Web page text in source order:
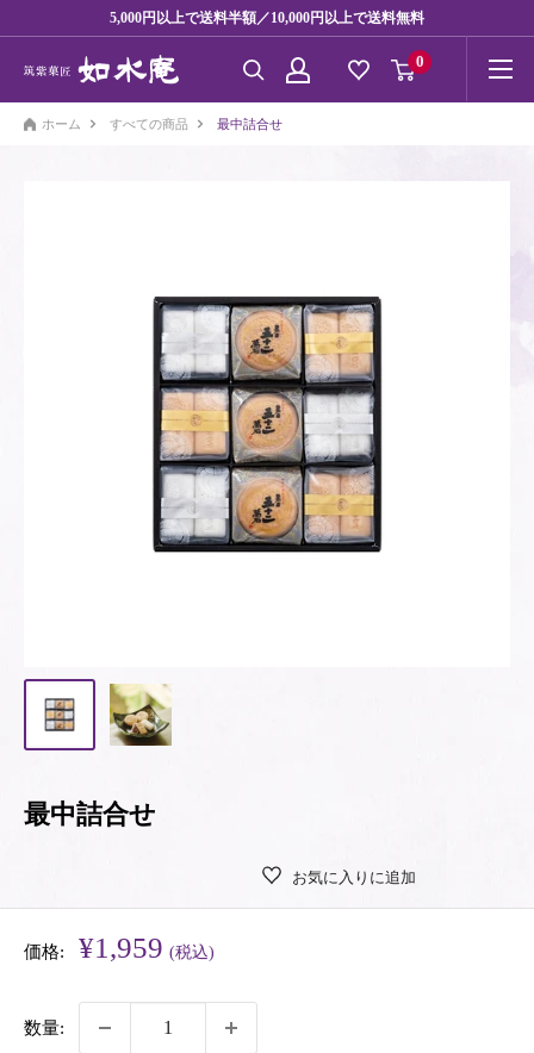
5,000円以上で送料半額／10,000円以上で送料無料
0
ホーム すべての商品 最中詰合せ
最中詰合せ
お気に入りに追加
価格:
販
価
格
¥1,959 (税込)
数量: